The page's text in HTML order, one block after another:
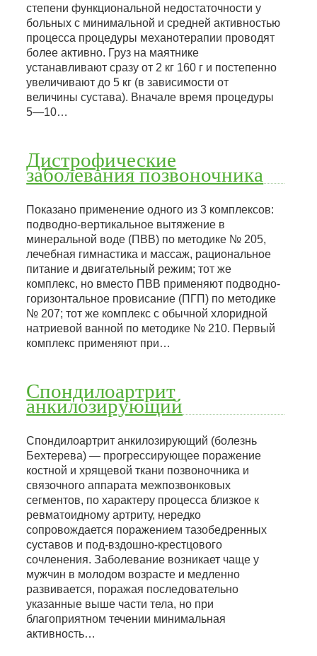
степени функциональной недостаточности у
больных с минимальной и средней активностью
процесса процедуры механотерапии проводят
более активно. Груз на маятнике
устанавливают сразу от 2 кг 160 г и постепенно
увеличивают до 5 кг (в зависимости от
величины сустава). Вначале время процедуры
5—10…
Дистрофические
заболевания позвоночника
Показано применение одного из 3 комплексов:
подводно-вертикальное вытяжение в
минеральной воде (ПВВ) по методике № 205,
лечебная гимнастика и массаж, рациональное
питание и двигательный режим; тот же
комплекс, но вместо ПВВ применяют подводно-
горизонтальное провисание (ПГП) по методике
№ 207; тот же комплекс с обычной хлоридной
натриевой ванной по методике № 210. Первый
комплекс применяют при…
Спондилоартрит
анкилозирующий
Спондилоартрит анкилозирующий (болезнь
Бехтерева) — прогрессирующее поражение
костной и хрящевой ткани позвоночника и
связочного аппарата межпозвонковых
сегментов, по характеру процесса близкое к
ревматоидному артриту, нередко
сопровождается поражением тазобедренных
суставов и под-вздошно-крестцового
сочленения. Заболевание возникает чаще у
мужчин в молодом возрасте и медленно
развивается, поражая последовательно
указанные выше части тела, но при
благоприятном течении минимальная
активность…